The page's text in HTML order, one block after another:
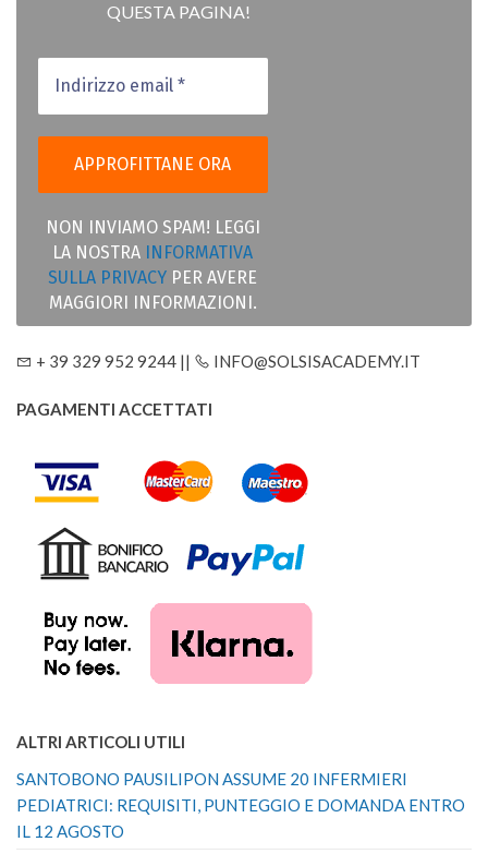
QUESTA PAGINA!
NON INVIAMO SPAM! LEGGI
LA NOSTRA
INFORMATIVA
SULLA PRIVACY PER AVERE
MAGGIORI INFORMAZIONI.
+ 39 329 952 9244 || INFO@SOLSISACADEMY.IT
PAGAMENTI ACCETTATI
ALTRI ARTICOLI UTILI
SANTOBONO PAUSILIPON ASSUME 20 INFERMIERI
PEDIATRICI: REQUISITI, PUNTEGGIO E DOMANDA ENTRO
IL 12 AGOSTO